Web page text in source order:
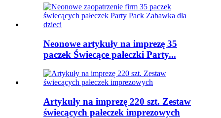
Neonowe artykuły na imprezę 35
paczek Świecące pałeczki Party...
Artykuły na imprezę 220 szt. Zestaw
świecących pałeczek imprezowych